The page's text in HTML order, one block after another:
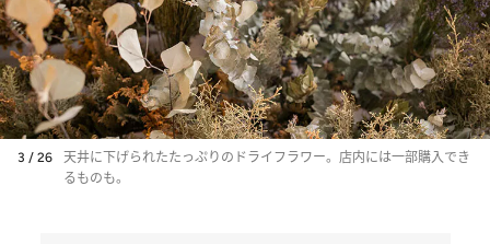
3 / 26
天井に下げられたたっぷりのドライフラワー。店内には一部購入でき
るものも。